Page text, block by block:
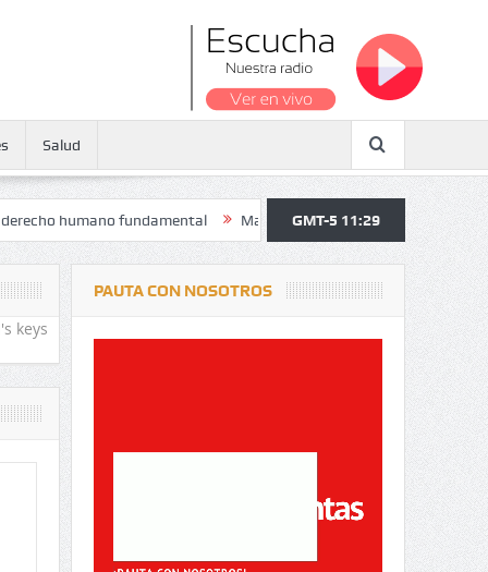
Salud
fundamental Maratón atendió a más de 38.000 jóvenes y
GMT-5 11:29
keys
PAUTA CON NOSOTROS